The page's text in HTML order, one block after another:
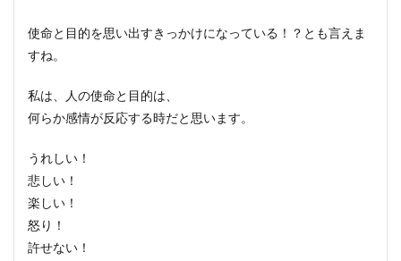
使命と目的を思い出すきっかけになっている！？とも言えま
すね。
私は、人の使命と目的は、
何らか感情が反応する時だと思います。
うれしい！
悲しい！
楽しい！
怒り！
許せない！